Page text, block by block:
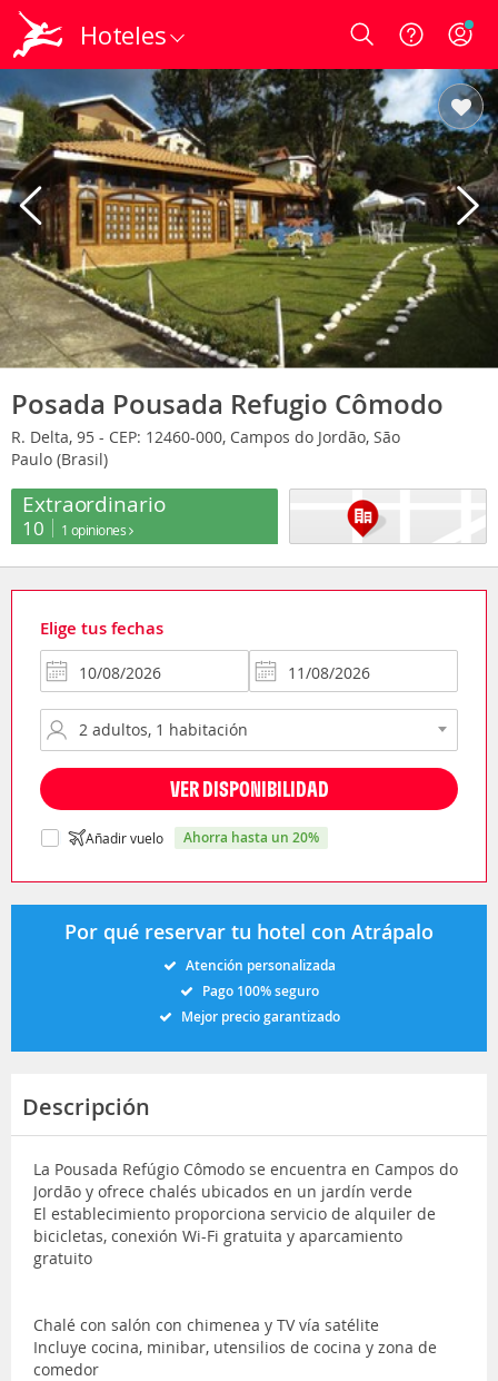
Hoteles Login
Posada Pousada Refugio Cômodo
R. Delta, 95 - CEP: 12460-000, Campos do Jordão, São
Paulo (Brasil)
Extraordinario
10 1 opiniones
Elige tus fechas
VER DISPONIBILIDAD
Añadir vuelo ahorra hasta un 20%
Por qué reservar tu hotel con Atrápalo
Atención personalizada
Pago 100% seguro
Mejor precio garantizado
Descripción
La Pousada Refúgio Cômodo se encuentra en Campos do
Jordão y ofrece chalés ubicados en un jardín verde
El establecimiento proporciona servicio de alquiler de
bicicletas, conexión Wi-Fi gratuita y aparcamiento
gratuito
Chalé con salón con chimenea y TV vía satélite
Incluye cocina, minibar, utensilios de cocina y zona de
comedor